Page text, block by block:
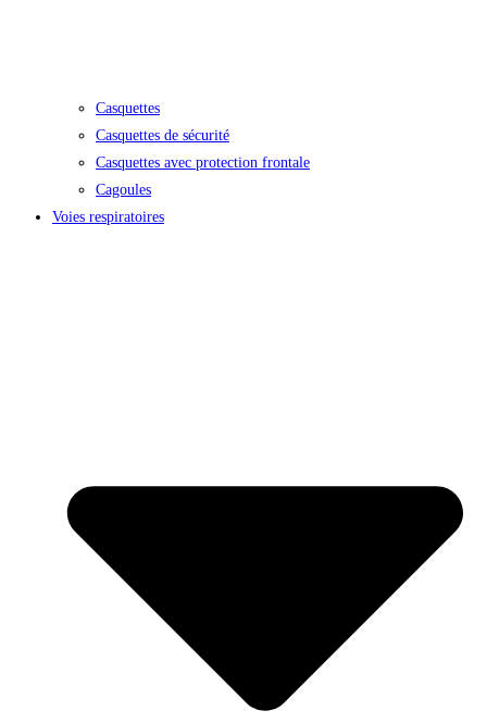
Casquettes
Casquettes de sécurité
Casquettes avec protection frontale
Cagoules
Voies respiratoires